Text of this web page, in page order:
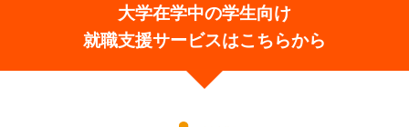
大学在学中の学生向け
就職支援サービスはこちらから